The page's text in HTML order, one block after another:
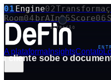
01 Engine02
Room04 brAIn05 Score06
A plataforma InsightsContato
EXTRAÇÃO
cliente sobe o